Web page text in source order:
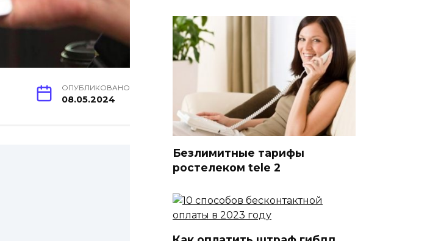
ОПУБЛИКОВАНО
08.05.2024
Безлимитные тарифы
ростелеком tele 2